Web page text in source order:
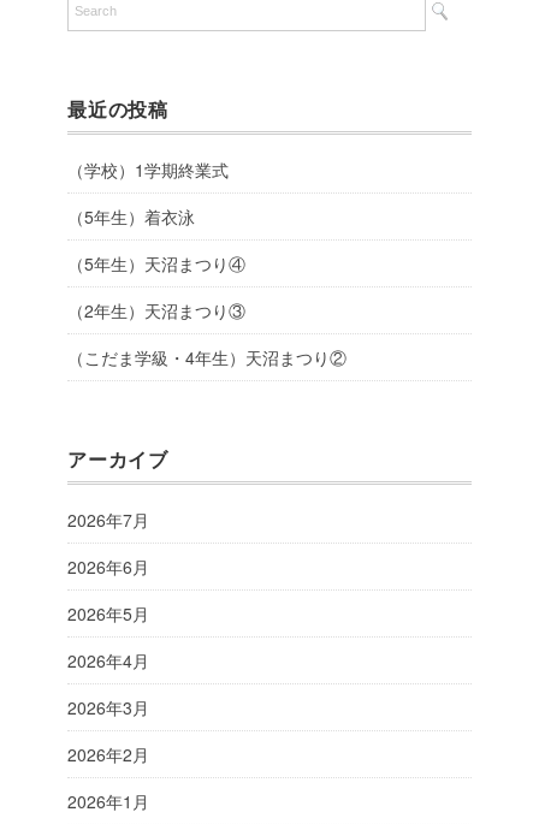
最近の投稿
（学校）1学期終業式
（5年生）着衣泳
（5年生）天沼まつり④
（2年生）天沼まつり③
（こだま学級・4年生）天沼まつり②
アーカイブ
2026年7月
2026年6月
2026年5月
2026年4月
2026年3月
2026年2月
2026年1月